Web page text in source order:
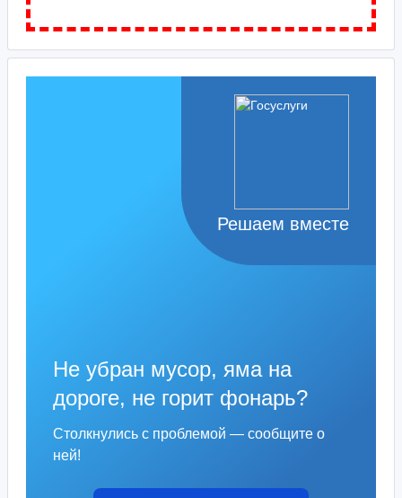
Решаем вместе
Не убран мусор, яма на
дороге, не горит фонарь?
Столкнулись с проблемой — сообщите о
ней!